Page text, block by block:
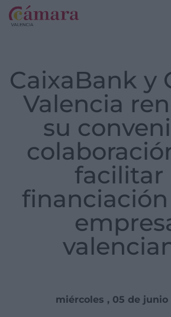
CaixaBank y
Valencia
su
facilitar
miércoles , 05 de junio